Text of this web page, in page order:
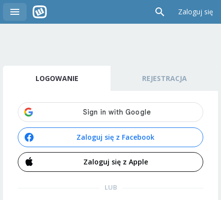
Zaloguj się
LOGOWANIE REJESTRACJA
Zaloguj się z Facebook
Zaloguj się z Apple
LUB